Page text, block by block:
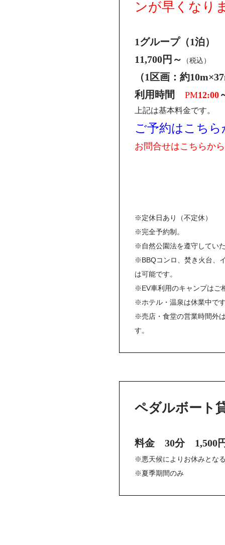
ンが早くなり
1グループ（1泊）
11,700円～
（税込）
（1区画：約
利用時間 PM12:00
上記は基本料金です。
ご予約はこちら
お問合せはこちらから
※定休日あり（不定休）
※完全予約制。
※自然公園法を遵守してい
※BBQコンロ、焚き火台、
は可能です。
※EV車利用のキャンプはご
※ホテル・温泉は休業中で
※売店・食堂の営業時間外
す。
ペダルボート
料金 30分 1,500
※悪天候によりお休みとな
※夏季期間のみ